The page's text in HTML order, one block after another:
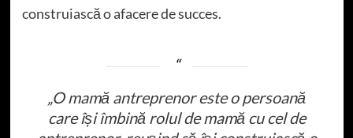
construiască o afacere de succes.
„O mamă antreprenor este o persoană
care își îmbină rolul de mamă cu cel de